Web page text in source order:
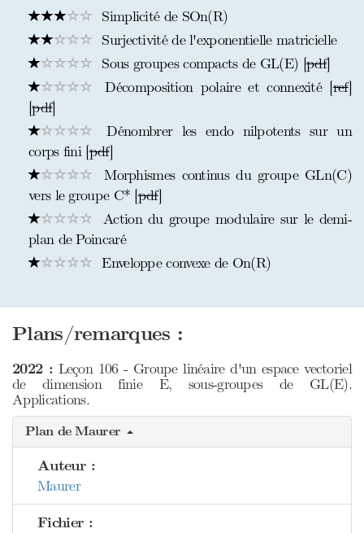
Simplicité de SOn(R)
Surjectivité de l'exponentielle matricielle
Sous groupes compacts de GL(E) [pdf]
Décomposition polaire et connexité [ref]
[pdf]
Dénombrer les endo nilpotents sur un
corps fini [pdf]
Morphismes continus du groupe GLn(C)
vers le groupe C* [pdf]
Action du groupe modulaire sur le demi-
plan de Poincaré
Enveloppe convexe de On(R)
Plans/remarques :
2022 : Leçon 106 - Groupe linéaire d'un espace vectoriel
de dimension finie E, sous-groupes de GL(E).
Applications.
Plan de Maurer
Auteur :
Maurer
Fichier :